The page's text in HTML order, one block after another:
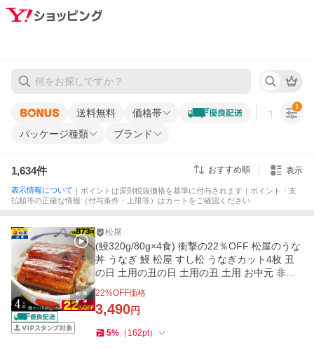
送料無料 価格帯 すべての条
パッケージ種類 ブランド
1
1,634件 おすすめ順 表示
表示情報について ｜ポイントは原則税抜価格を基準に付与されます｜ポイント・支
払額等の正確な情報（付与条件・上限等）はカートをご確認ください
松屋
(鰻320g/80g×4食) 衝撃の22％OFF 松屋のうな
丼 うなぎ 鰻 松屋 すし松 うなぎカット4枚 丑
の日 土用の丑の日 土用の丑 土用 お中元 非常
22%OFF価格
3,490円
5% （ 162pt）